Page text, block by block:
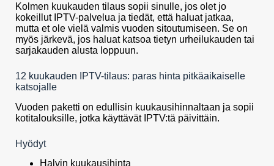
Kolmen kuukauden tilaus sopii sinulle, jos olet jo
kokeillut IPTV-palvelua ja tiedät, että haluat jatkaa,
mutta et ole vielä valmis vuoden sitoutumiseen. Se on
myös järkevä, jos haluat katsoa tietyn urheilukauden tai
sarjakauden alusta loppuun.
12 kuukauden IPTV-tilaus: paras hinta pitkäaikaiselle
katsojalle
Vuoden paketti on edullisin kuukausihinnaltaan ja sopii
kotitalouksille, jotka käyttävät IPTV:tä päivittäin.
Hyödyt
Halvin kuukausihinta